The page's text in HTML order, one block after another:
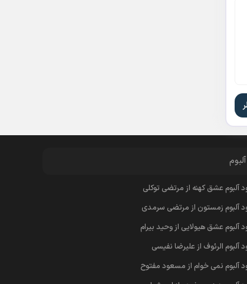
آلبوم
آلبوم عشق کهنه از مرتضی توکلی
آلبوم زمستون از مرتضی سرمدی
آلبوم عشق هیولایی از وحید بیرام
آلبوم الرئوف از علیرضا نفیسی
آلبوم نمی خوام از مسعود مفتوح